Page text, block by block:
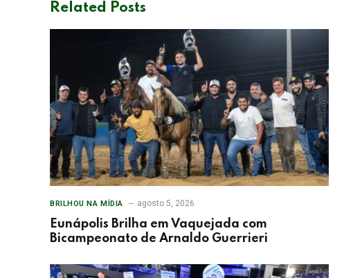
Related Posts
BRILHOU NA MÍDIA agosto 5, 2026
Eunápolis Brilha em Vaquejada com
Bicampeonato de Arnaldo Guerrieri